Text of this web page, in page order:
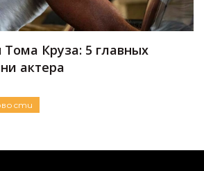
Круза: 5 главных
актера